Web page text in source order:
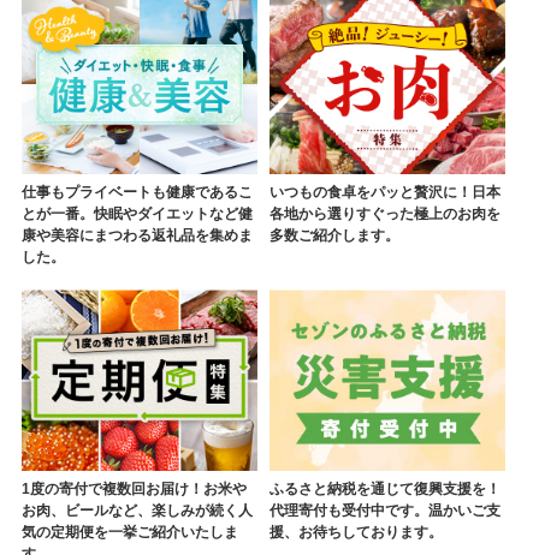
仕事もプライベートも健康であるこ
とが一番。快眠やダイエットなど健
康や美容にまつわる返礼品を集めま
した。
いつもの食卓をパッと贅沢に！日本
各地から選りすぐった極上のお肉を
多数ご紹介します。
1度の寄付で複数回お届け！お米や
お肉、ビールなど、楽しみが続く人
気の定期便を一挙ご紹介いたしま
ふるさと納税を通じて復興支援を！
代理寄付も受付中です。温かいご支
援、お待ちしております。